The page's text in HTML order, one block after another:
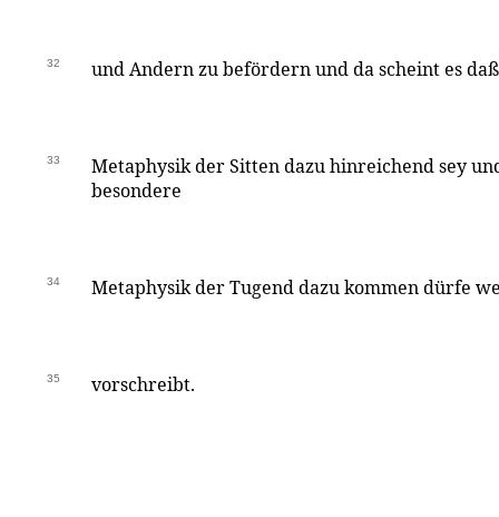
32 und Andern zu befördern und da scheint es
33
Metaphysik der Sitten dazu hinreichend sey
besondere
34 Metaphysik der Tugend dazu kommen dürfe
35 vorschreibt.